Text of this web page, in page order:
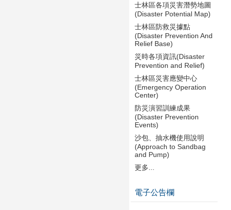
士林區各項災害潛勢地圖
(Disaster Potential Map)
士林區防救災據點
(Disaster Prevention And
Relief Base)
災時各項資訊(Disaster
Prevention and Relief)
士林區災害應變中心
(Emergency Operation
Center)
防災演習訓練成果
(Disaster Prevention
Events)
沙包、抽水機使用說明
(Approach to Sandbag
and Pump)
更多...
電子公告欄